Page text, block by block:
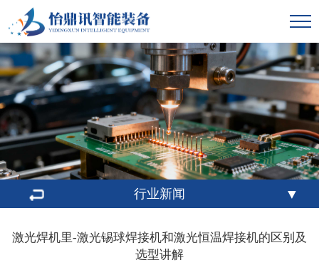
行业新闻 ▼
激光焊机里-激光锡球焊接机和激光恒温焊接机的区别及
选型讲解